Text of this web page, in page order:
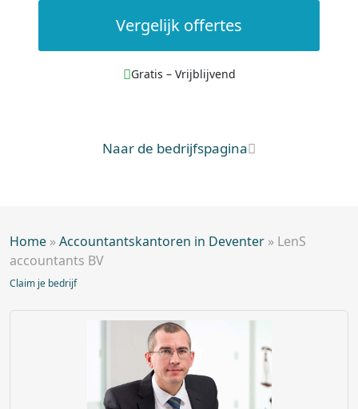
Vergelijk offertes
Gratis – Vrijblijvend
Naar de bedrijfspagina
Home »Accountantskantoren in Deventer » LenS
accountants BV
Claim je bedrijf